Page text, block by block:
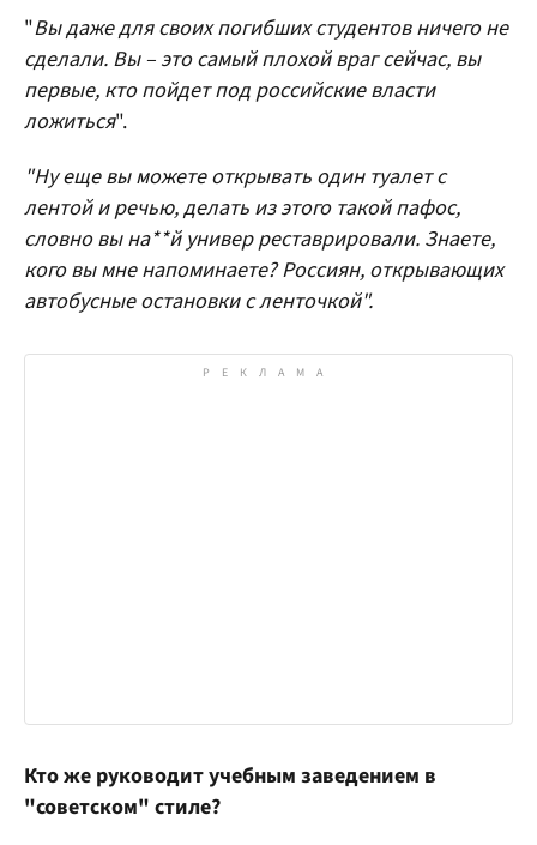
"Вы даже для своих погибших студентов ничего не
сделали. Вы – это самый плохой враг сейчас, вы
первые, кто пойдет под российские власти
ложиться".
"Ну еще вы можете открывать один туалет с
лентой и речью, делать из этого такой пафос,
словно вы на**й универ реставрировали. Знаете,
кого вы мне напоминаете? Россиян, открывающих
автобусные остановки с ленточкой".
Кто же руководит учебным заведением в
"советском" стиле?